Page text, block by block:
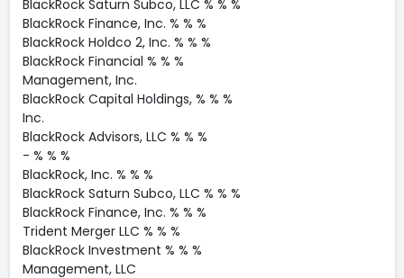
BlackRock Saturn Subco, LLC % % %
BlackRock Finance, Inc. % % %
BlackRock Holdco 2, Inc. % % %
BlackRock Financial % % %
Management, Inc.
BlackRock Capital Holdings, % % %
Inc.
BlackRock Advisors, LLC % % %
- % % %
BlackRock, Inc. % % %
BlackRock Saturn Subco, LLC % % %
BlackRock Finance, Inc. % % %
Trident Merger LLC % % %
BlackRock Investment % % %
Management, LLC